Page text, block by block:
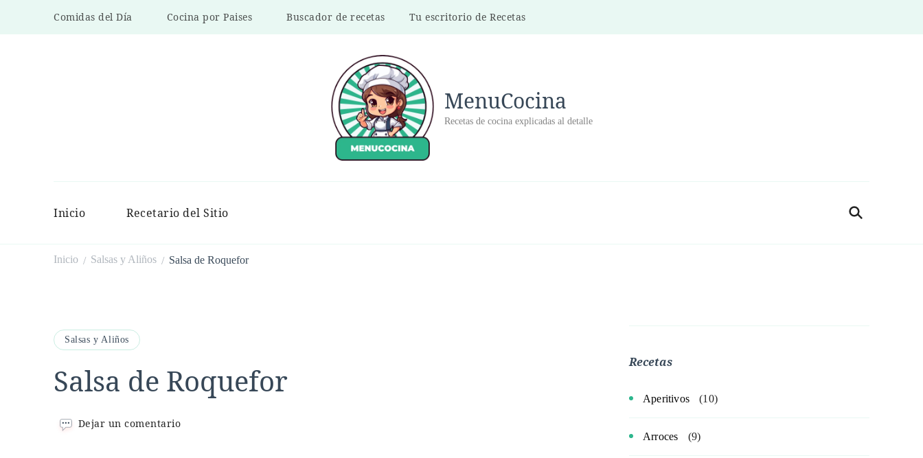
Comidas del Día Cocina por Paises Buscador de recetas Tu escritorio de Recetas
MenuCocina
Recetas de cocina explicadas al detalle
Inicio Recetario del Sitio
Inicio / Salsas y Aliños / Salsa de Roquefor
Salsas y Aliños
Salsa de Roquefor
Dejar un comentarioen
Recetas
Aperitivos (10)
Arroces (9)